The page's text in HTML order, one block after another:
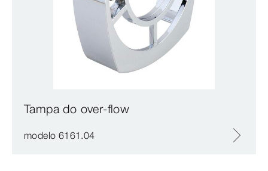
Tampa do over-flow
modelo 6161.04